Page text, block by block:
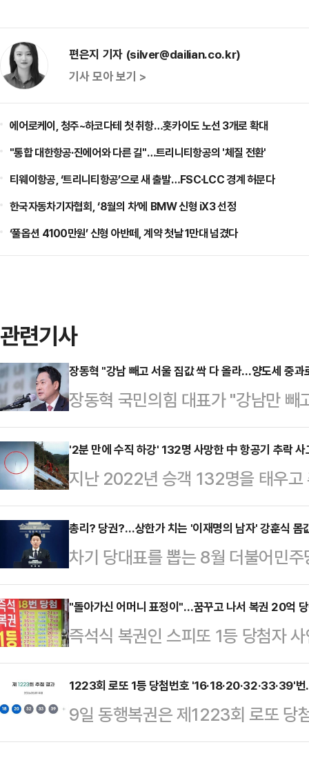
편은지 기자 (silver@dailian.co.kr)
기사 모아 보기 >
에어로케이, 청주~하코다테 첫 취항…홋카이도 노선 3개로 확대
"통합 대한항공·진에어와 다른 길"…트리니티항공의 '체질 전환'
티웨이항공, ‘트리니티항공’으로 새 출발…FSC·LCC 경계 허문다
한국자동차기자협회, ‘8월의 차’에 BMW 신형 iX3 선정
‘풀옵션 4100만원’ 신형 아반떼, 계약 첫날 1만대 넘겼다
관련기사
장동혁 "강남 빼고 서울 집값 싹 다 올라…양도세 중과
장동혁 국민의힘 대표가 "강남만
명 정부의 부동산 정책을 강하게 비
에 올린 글을 통해 이 같이 밝힌 뒤
록 미워하는 강남은 떨어졌으니 이
스트라이크는 특정 목표만 정밀하
산 양도세 중과가 시작되면 더 오를
있다"고 했다.장 대표는 "전월세 시
랐고, …
'2분 만에 수직 하강' 132명 사망한 中 항공기 추락
지난 2022년 승객 132명을 태우고
추락 가능성이 제기됐다.7일(현지
가교통안전위원회(NTSB)는 보고
조종사 또는 조종사들이 비행 중 엔
시작되었다고 밝혔다.'컷오프 레버'
차단하는 스위치로, 작동하면 엔진
MU5735 여객기(보잉 737)는 지
발…
총리? 당권?…상한가 치는 '이재명의 남자' 강훈식 몸
차기 당대표를 뽑는 8월 더불어민
서실장의 거취에 이목이 쏠리고 있
전 가능성이 동시에 제기되면서, 강
습이다.김민석 국무총리의 '당권 도
시 수면 위로 떠오르고 있다. 김 총
불어민주당 전당대회 출마를 위해
이라는 말이 나온다.강 실장은 이재
며 '정치적 체급…
"돌아가신 어머니 표정이"…꿈꾸고 나서 복권 20억
즉석식 복권인 스피또 1등 당첨자
탁사업자 동행복권은 홈페이지를
의 인터뷰를 공개했다.매주 강원도
았다는 당첨자 A씨는 로또와 스피
날, 가게에서 일하던 중 문득 전날
1223회 로또 1등 당첨번호 '16·18·20·32·33·39'
9일 동행복권은 제1223회 로또 당
고 밝혔다. 보너스 번호는 26번이